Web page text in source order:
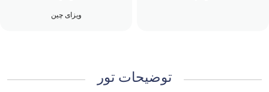
ویزای چین
توضیحات تور